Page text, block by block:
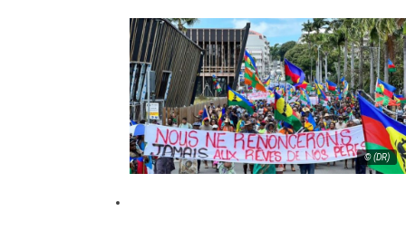
© (DR)